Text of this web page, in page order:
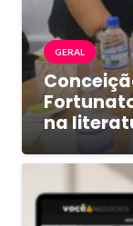
GERAL
na